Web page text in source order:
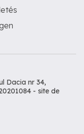
Dacia nr 34,
- site de